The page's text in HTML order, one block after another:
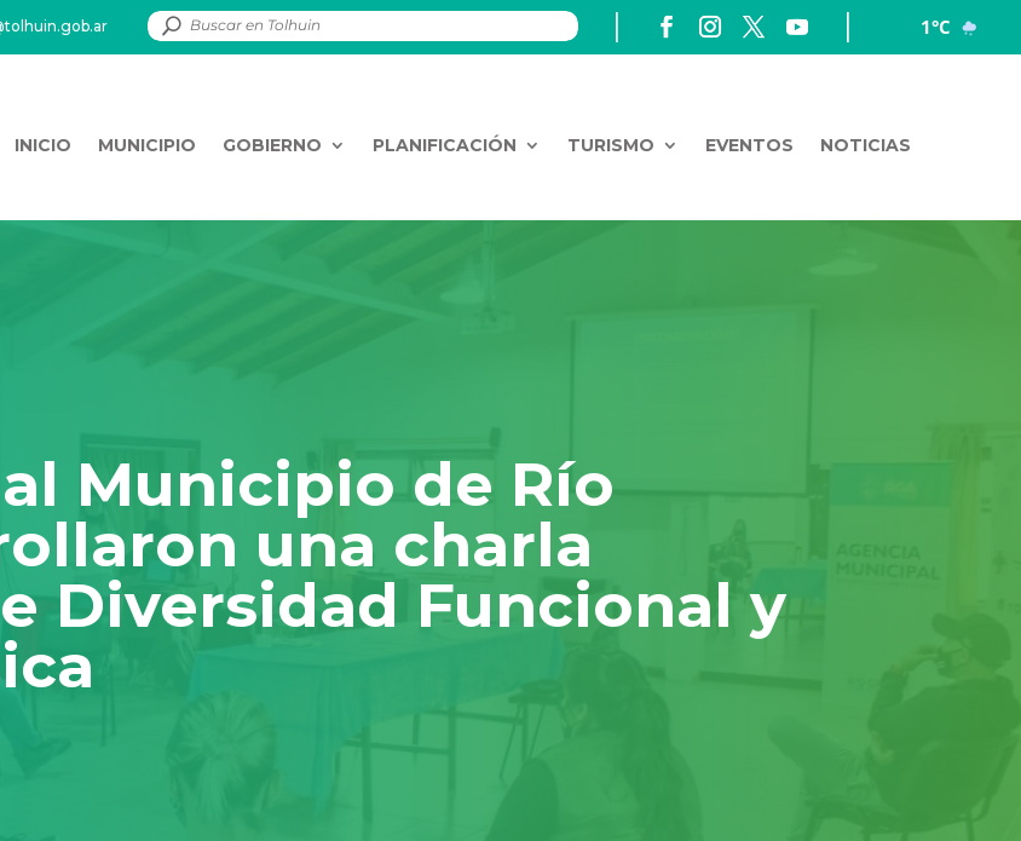
1°C
INICIO MUNICIPIO GOBIERNO PLANIFICACIÓN TURISMO EVENTOS NOTICIAS
Municipio de Río
una charla
Diversidad Funcional y